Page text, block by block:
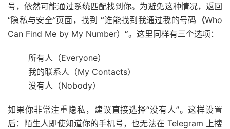
号，依然可能通过系统匹配找到你。 为避免这种情况，返回
“隐私与安全”页面，找到 “谁能找到我通过我的号码 （Who
Can Find Me by My Number） ”。 这里同样有三个选项：
所有人（Everyone）
我的联系人（My Contacts）
没有人（Nobody）
如果你非常注重隐私，建议直接选择“没有人”。这样设置
后：陌生人即使知道你的手机号，也无法在 Telegram 上搜